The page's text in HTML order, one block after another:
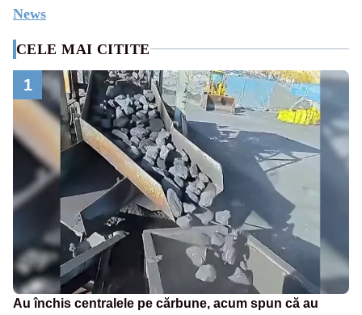
News
CELE MAI CITITE
1
Au închis centralele pe cărbune, acum spun că au